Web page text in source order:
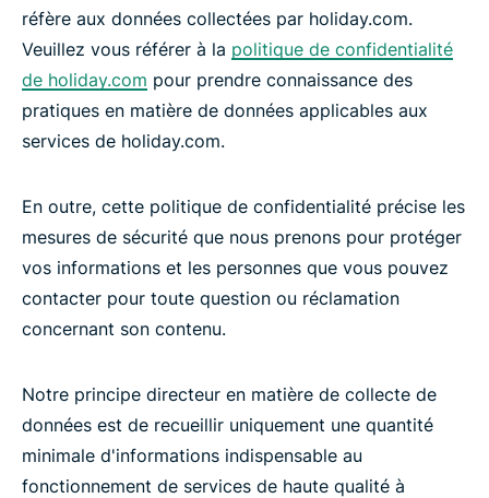
réfère aux données collectées par holiday.com.
Veuillez vous référer à la politique de confidentialité
de holiday.com pour prendre connaissance des
pratiques en matière de données applicables aux
services de holiday.com.
En outre, cette politique de confidentialité précise les
mesures de sécurité que nous prenons pour protéger
vos informations et les personnes que vous pouvez
contacter pour toute question ou réclamation
concernant son contenu.
Notre principe directeur en matière de collecte de
données est de recueillir uniquement une quantité
minimale d'informations indispensable au
fonctionnement de services de haute qualité à